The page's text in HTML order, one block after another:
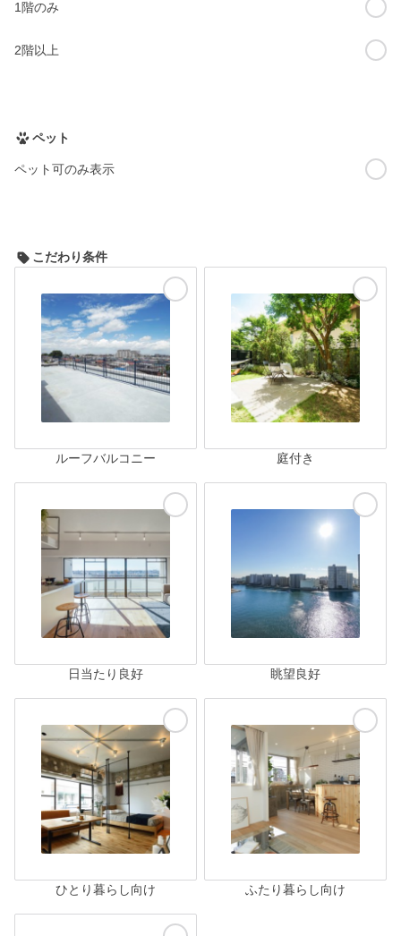
1階のみ
2階以上
ペット
ペット可のみ表示
こだわり条件
ルーフバルコニー 庭付き
日当たり良好 眺望良好
ひとり暮らし向け ふたり暮らし向け